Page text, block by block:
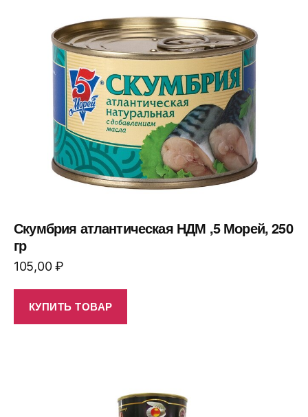
Скумбрия атлантическая НДМ ,5 Морей, 250
гр
105,00₽
КУПИТЬ ТОВАР